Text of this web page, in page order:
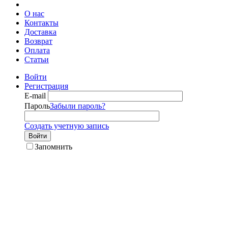
О нас
Контакты
Доставка
Возврат
Оплата
Статьи
Войти
Регистрация
E-mail
ПарольЗабыли пароль?
Создать учетную запись
Войти
Запомнить